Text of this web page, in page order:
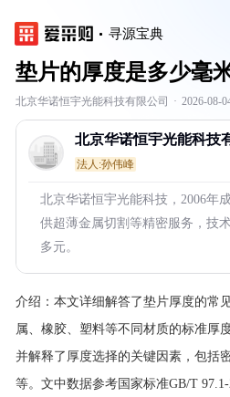
寻源宝典
垫片的厚度是多少毫
北京华诺恒宇光能科技有限公司 · 2026-08-
北京华诺恒宇光能科技
法人:孙伟峰
北京华诺恒宇光能科技，2006年
供超薄金属切割等精密服务，技
多元。
介绍： 本文详细解答了垫片厚度的常
属、橡胶、塑料等不同材质的标准厚
并解释了厚度选择的关键因素，包括
等。文中数据参考国家标准GB/T